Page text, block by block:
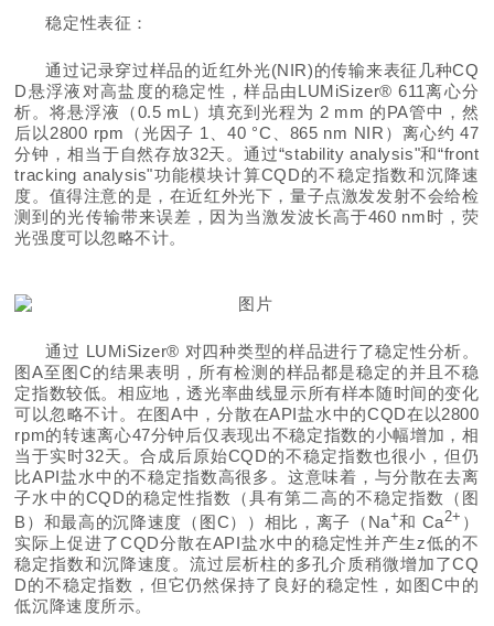
稳定性表征：
通过记录穿过样品的近红外光(NIR)的传输来表征几种CQ
D悬浮液对高盐度的稳定性，样品由LUMiSizer® 611离心分
析。将悬浮液（0.5 mL）填充到光程为 2 mm 的PA管中，然
后以2800 rpm（光因子 1、40 °C、865 nm NIR）离心约 47
分钟，相当于自然存放32天。通过“stability analysis"和“front
tracking analysis"功能模块计算CQD的不稳定指数和沉降速
度。值得注意的是，在近红外光下，量子点激发发射不会给检
测到的光传输带来误差，因为当激发波长高于460 nm时，荧
光强度可以忽略不计。
通过 LUMiSizer® 对四种类型的样品进行了稳定性分析。
图A至图C的结果表明，所有检测的样品都是稳定的并且不稳
定指数较低。相应地，透光率曲线显示所有样本随时间的变化
可以忽略不计。在图A中，分散在API盐水中的CQD在以2800
rpm的转速离心47分钟后仅表现出不稳定指数的小幅增加，相
当于实时32天。合成后原始CQD的不稳定指数也很小，但仍
比API盐水中的不稳定指数高很多。这意味着，与分散在去离
子水中的CQD的稳定性指数（具有第二高的不稳定指数（图
B）和最高的沉降速度（图C））相比，离子（Na+和 Ca2+ ）
实际上促进了CQD分散在API盐水中的稳定性并产生z低的不
稳定指数和沉降速度。流过层析柱的多孔介质稍微增加了CQ
D的不稳定指数，但它仍然保持了良好的稳定性，如图C中的
低沉降速度所示。